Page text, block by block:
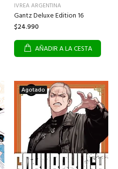
IVREA ARGENTINA
Gantz Deluxe Edition 16
$24.990
AÑADIR A LA CESTA
Agotado